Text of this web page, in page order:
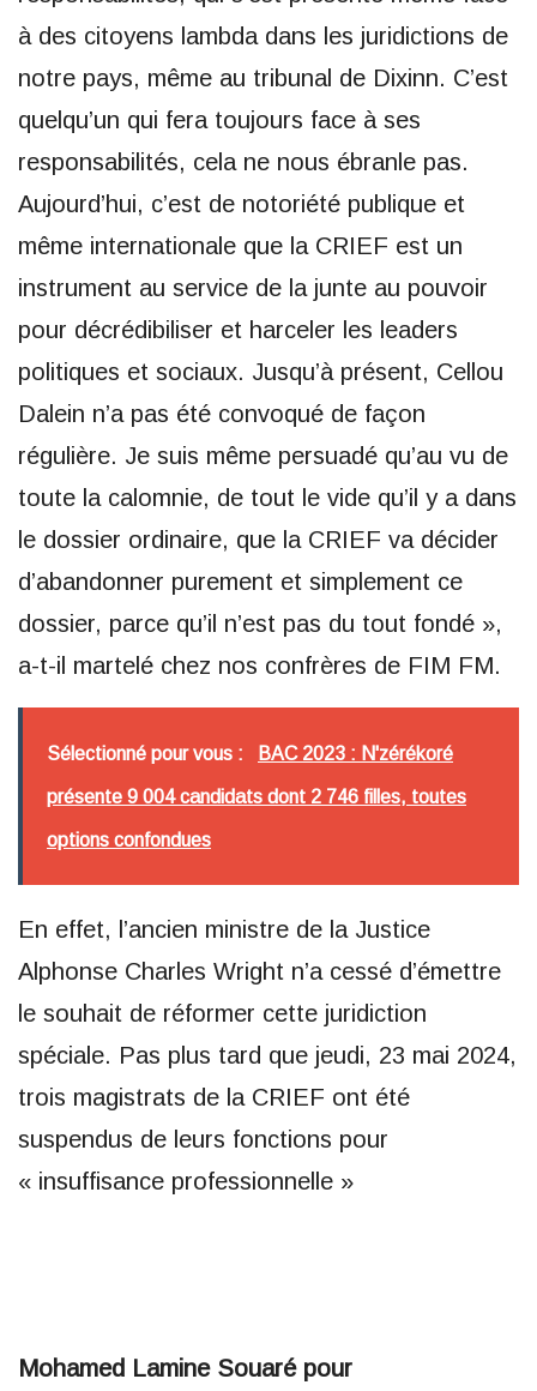
à des citoyens lambda dans les juridictions de
notre pays, même au tribunal de Dixinn. C’est
quelqu’un qui fera toujours face à ses
responsabilités, cela ne nous ébranle pas.
Aujourd’hui, c’est de notoriété publique et
même internationale que la CRIEF est un
instrument au service de la junte au pouvoir
pour décrédibiliser et harceler les leaders
politiques et sociaux. Jusqu’à présent, Cellou
Dalein n’a pas été convoqué de façon
régulière. Je suis même persuadé qu’au vu de
toute la calomnie, de tout le vide qu’il y a dans
le dossier ordinaire, que la CRIEF va décider
d’abandonner purement et simplement ce
dossier, parce qu’il n’est pas du tout fondé »,
a-t-il martelé chez nos confrères de FIM FM.
Sélectionné pour vous : BAC 2023 : N'zérékoré
présente 9 004 candidats dont 2 746 filles, toutes
options confondues
En effet, l’ancien ministre de la Justice
Alphonse Charles Wright n’a cessé d’émettre
le souhait de réformer cette juridiction
spéciale. Pas plus tard que jeudi, 23 mai 2024,
trois magistrats de la CRIEF ont été
suspendus de leurs fonctions pour
« insuffisance professionnelle »
Mohamed Lamine Souaré pour